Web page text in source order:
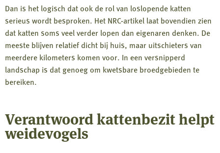
Dan is het logisch dat ook de rol van loslopende katten
serieus wordt besproken. Het NRC-artikel laat bovendien zien
dat katten soms veel verder lopen dan eigenaren denken. De
meeste blijven relatief dicht bij huis, maar uitschieters van
meerdere kilometers komen voor. In een versnipperd
landschap is dat genoeg om kwetsbare broedgebieden te
bereiken.
Verantwoord kattenbezit helpt
weidevogels